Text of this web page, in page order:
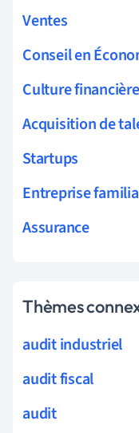
Ventes
Conseil en
Culture financière
Acquisition de
Startups
Entreprise
Assurance
Thèmes
audit industriel
audit fiscal
audit